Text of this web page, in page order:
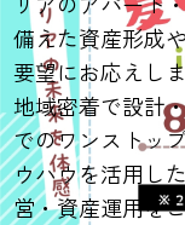
備えた資産形成
要望にお応えし
地域密着で設計
でのワンストッ
ウハウを活用し
営・資産運用を